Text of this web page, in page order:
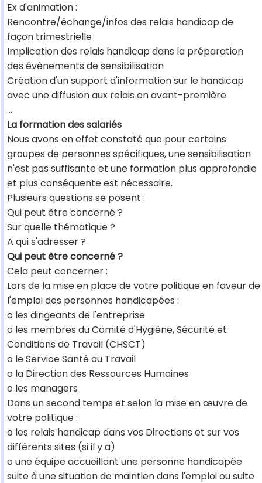
Ex d'animation :
Rencontre/échange/infos des relais handicap de
façon trimestrielle
Implication des relais handicap dans la préparation
des évènements de sensibilisation
Création d'un support d'information sur le handicap
avec une diffusion aux relais en avant-première
...
La formation des salariés
Nous avons en effet constaté que pour certains
groupes de personnes spécifiques, une sensibilisation
n'est pas suffisante et une formation plus approfondie
et plus conséquente est nécessaire.
Plusieurs questions se posent :
Qui peut être concerné ?
Sur quelle thématique ?
A qui s'adresser ?
Qui peut être concerné ?
Cela peut concerner :
Lors de la mise en place de votre politique en faveur de
l'emploi des personnes handicapées :
o les dirigeants de l'entreprise
o les membres du Comité d'Hygiène, Sécurité et
Conditions de Travail (CHSCT)
o le Service Santé au Travail
o la Direction des Ressources Humaines
o les managers
Dans un second temps et selon la mise en œuvre de
votre politique :
o les relais handicap dans vos Directions et sur vos
différents sites (si il y a)
o une équipe accueillant une personne handicapée
suite à une situation de maintien dans l'emploi ou suite